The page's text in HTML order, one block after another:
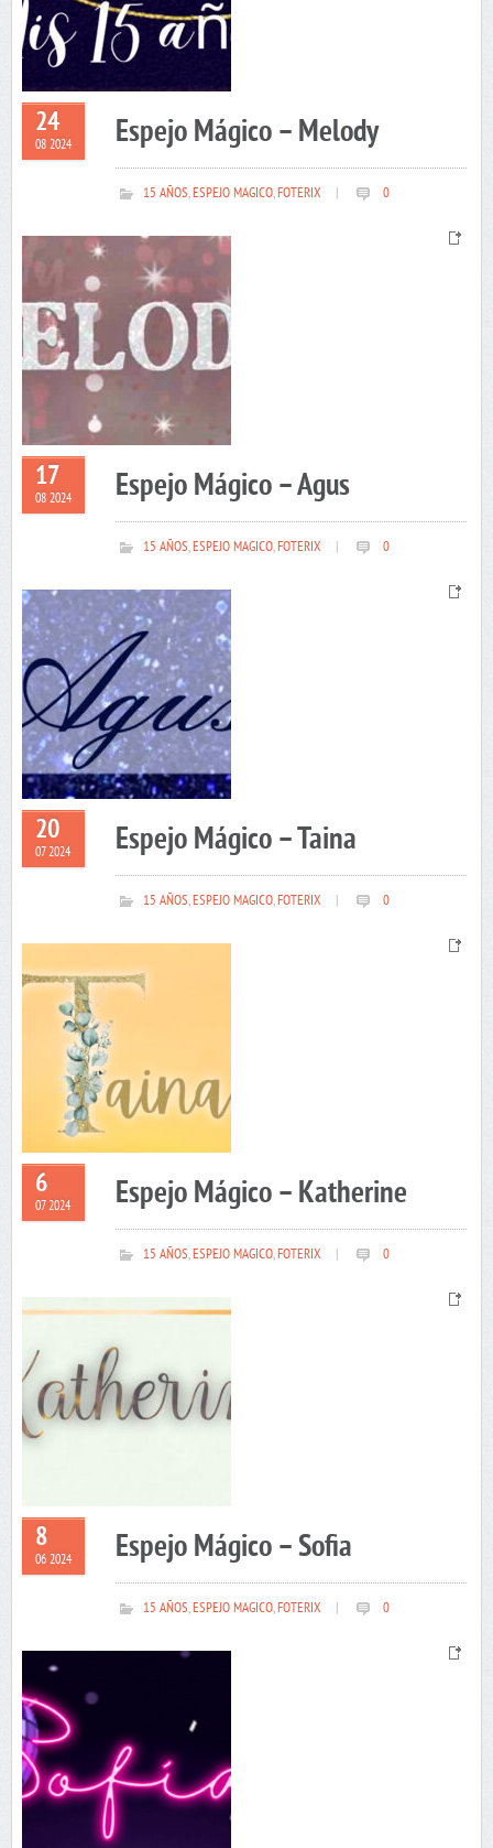
24
08 2024 Espejo Mágico – Melody
15 AÑOS,ESPEJO MAGICO,FOTERIX 0
17
08 2024 Espejo Mágico – Agus
15 AÑOS,ESPEJO MAGICO,FOTERIX 0
20
07 2024 Espejo Mágico – Taina
15 AÑOS,ESPEJO MAGICO,FOTERIX 0
6
07 2024 Espejo Mágico – Katherine
15 AÑOS,ESPEJO MAGICO,FOTERIX 0
8
06 2024 Espejo Mágico – Sofia
15 AÑOS,ESPEJO MAGICO,FOTERIX 0